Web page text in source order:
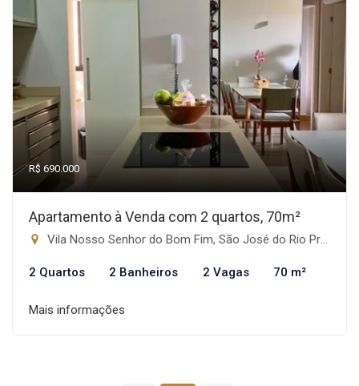
R$ 690.000
Apartamento à Venda com 2 quartos, 70m²
Vila Nosso Senhor do Bom Fim, São José do Rio Preto-SP
2 Quartos 2 Banheiros 2 Vagas 70 m²
Mais informações